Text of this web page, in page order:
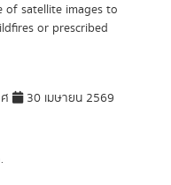
of satellite images to
or prescribed
30 เมษายน 2569